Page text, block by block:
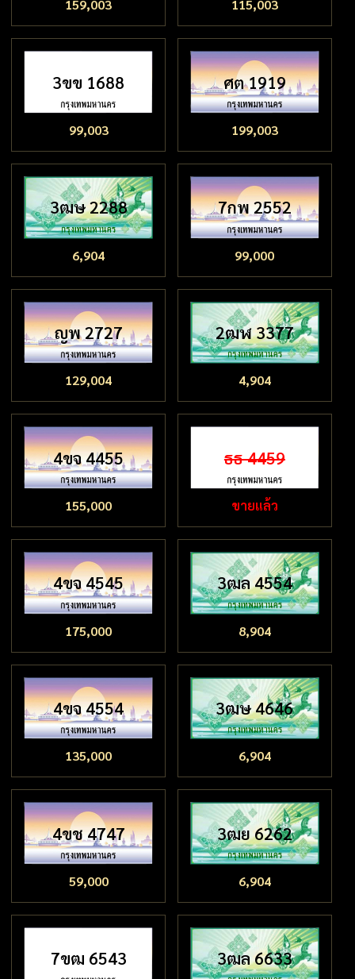
159,003 115,003
3ขข 1688
99,003
ศต 1919
199,003
3ฒษ 2288
6,904
7กพ 2552
99,000
ญพ 2727
129,004
2ฒฬ 3377
4,904
4ขจ 4455
155,000
ธธ 4459
ขายแล้ว
4ขจ 4545
175,000
3ฒล 4554
8,904
4ขจ 4554
135,000
3ฒษ 4646
6,904
4ขช 4747
59,000
3ฒย 6262
6,904
7ขฒ 6543 3ฒล 6633